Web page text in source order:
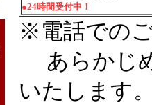
●24時間受付中！
※電話での
あらかじ
いたします